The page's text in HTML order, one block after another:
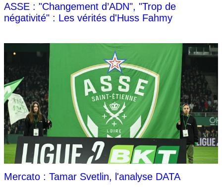
ASSE : "Changement d’ADN", "Trop de
négativité" : Les vérités d'Huss Fahmy
Mercato : Tamar Svetlin, l'analyse DATA